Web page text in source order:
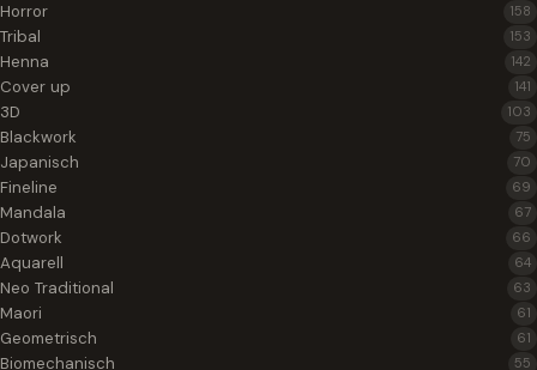
Horror 158
Tribal 153
Henna 142
Cover up 141
3D 103
Blackwork 75
Japanisch 70
Fineline 69
Mandala 67
Dotwork 66
Aquarell 64
Neo Traditional 63
Maori 61
Geometrisch 61
Biomechanisch 55